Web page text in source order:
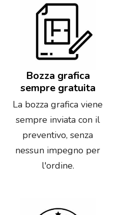
Bozza grafica
sempre gratuita
La bozza grafica viene
sempre inviata con il
preventivo, senza
nessun impegno per
l'ordine.